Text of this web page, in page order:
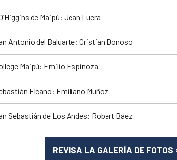
de Maipú: Jean Luera
Antonio del Baluarte: Cristian Donoso
Maipú: Emilio Espinoza
Elcano: Emiliano Muñoz
Sebastián de Los Andes: Robert Báez
REVISA LA GALERÍA DE FOTOS